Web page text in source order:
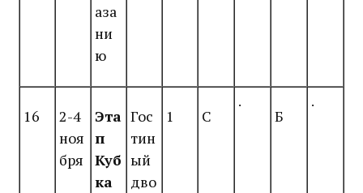
аза
ни
ю
16
2-4
ноя
бря
Эта
п
Куб
ка
Гос
тин
ый
дво
1 С
.
Б
.